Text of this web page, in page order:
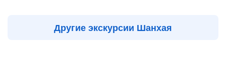
Другие экскурсии Шанхая